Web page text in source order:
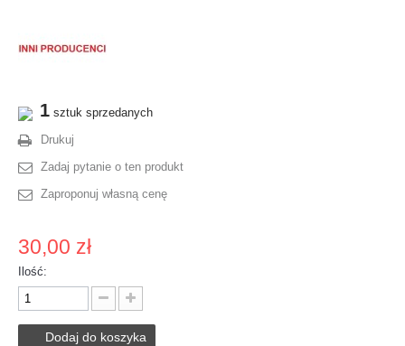
1 sztuk sprzedanych
Drukuj
Zadaj pytanie o ten produkt
Zaproponuj własną cenę
30,00 zł
Ilość:
Dodaj do koszyka